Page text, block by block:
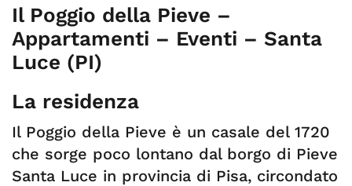
Il Poggio della Pieve –
Appartamenti – Eventi – Santa
Luce (PI)
La residenza
Il Poggio della Pieve è un casale del 1720
che sorge poco lontano dal borgo di Pieve
Santa Luce in provincia di Pisa, circondato